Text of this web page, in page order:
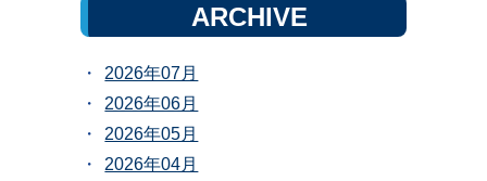
ARCHIVE
2026年07月
2026年06月
2026年05月
2026年04月